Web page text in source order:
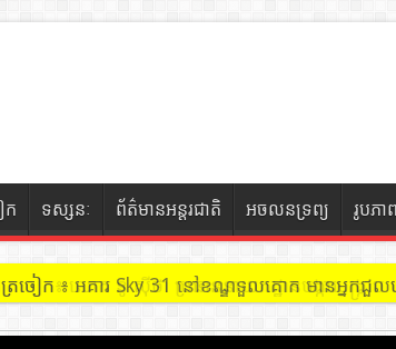
ក ទស្សនៈ ព័ត៌មានអន្តរជាតិ អចលនទ្រព្យ រូបភា
ត្រចៀក ៖ អគារ Sky 31 នៅខណ្ឌទួលគោក មានអ្នក